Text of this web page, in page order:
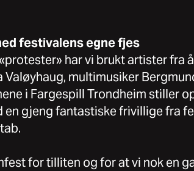
festivalens egne fjes
har vi brukt artister fra
Valøyhaug, multimusiker
i Fargespill Trondheim stiller
en gjeng fantastiske frivillige fra
for tilliten og for at vi nok en